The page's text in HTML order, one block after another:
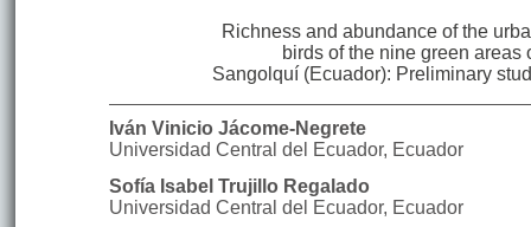
Richness and abundance of the
birds of the nine green areas
Sangolquí (Ecuador): Preliminary
Iván Vinicio Jácome-Negrete
Universidad Central del Ecuador, Ecuador
Sofía Isabel Trujillo Regalado
Universidad Central del Ecuador, Ecuador